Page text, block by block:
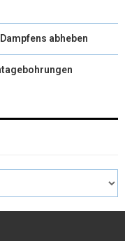
abheben